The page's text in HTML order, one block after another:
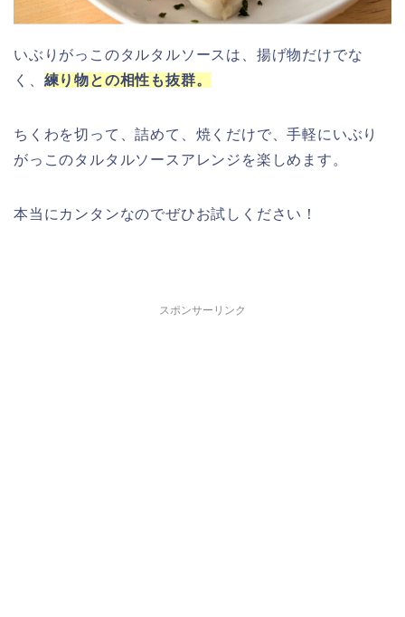
いぶりがっこのタルタルソースは、揚げ物だけでな
く、 練り物との相性も抜群。
ちくわを切って、詰めて、焼くだけで、手軽にいぶり
がっこのタルタルソースアレンジを楽しめます。
本当にカンタンなのでぜひお試しください！
スポンサーリンク